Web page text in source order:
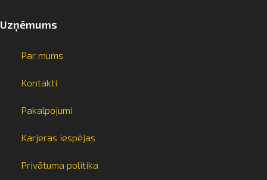
Uzņēmums
Par mums
Kontakti
Pakalpojumi
Karjeras iespējas
Privātuma politika